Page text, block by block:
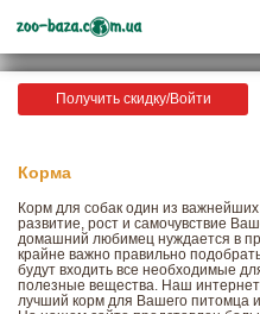
Получить скидку/Войти
Корма
Корм для собак один из
развитие, рост и самочувствие
домашний любимец нуждается в
крайне важно правильно
будут входить все необходимые
полезные вещества. Наш
лучший корм для Вашего питомца